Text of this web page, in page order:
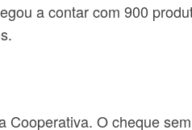
a contar com 900
O cheque